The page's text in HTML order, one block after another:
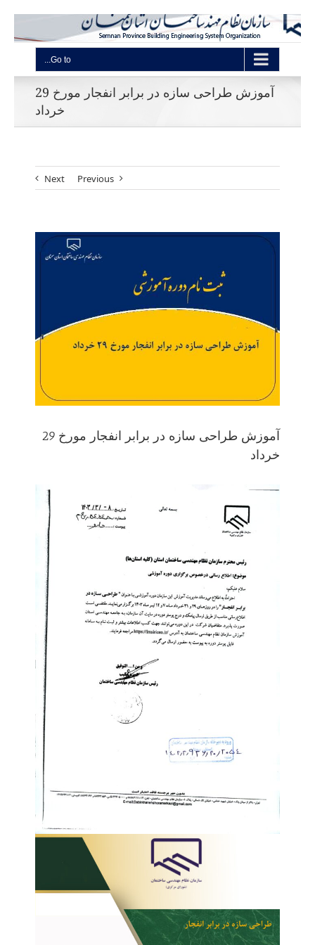
Go to...
آموزش طراحی سازه در برابر انفجار مورخ 29
خرداد
Previous
Next
View
Larger
آموزش طراحی سازه در برابر انفجار مورخ 29
خرداد